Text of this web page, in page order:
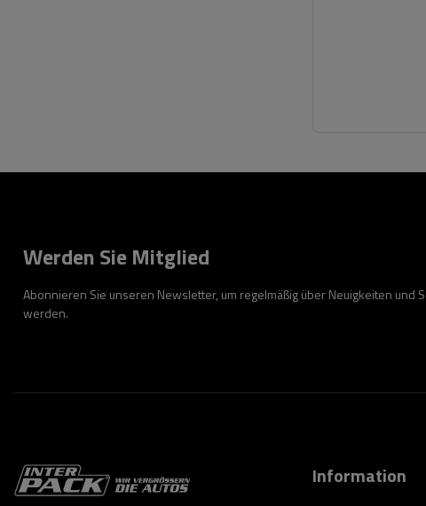
Werden Sie Mitglied
Abonnieren Sie unseren Newsletter, um regelmäßig über Neuigkeiten und
werden.
Information